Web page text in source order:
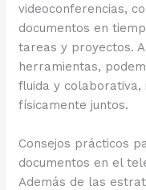
videoconferencias,
documentos en
tareas y proyectos.
herramientas,
fluida y colaborativa,
físicamente juntos.
Consejos prácticos
documentos en el
Además de las